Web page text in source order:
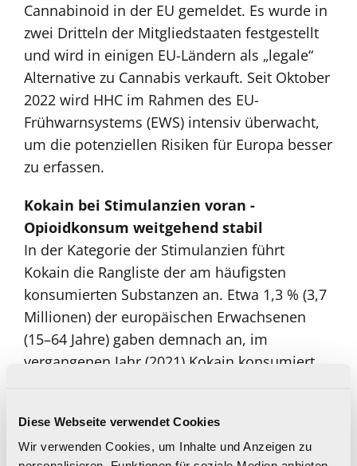
Diese Webseite verwendet Cookies
Wir verwenden Cookies, um Inhalte und Anzeigen zu
Cannabinoid in der EU gemeldet. Es wurde in
zwei Dritteln der Mitgliedstaaten festgestellt
und wird in einigen EU-Ländern als „legale“
Alternative zu Cannabis verkauft. Seit Oktober
2022 wird HHC im Rahmen des EU-
Frühwarnsystems (EWS) intensiv überwacht,
um die potenziellen Risiken für Europa besser
zu erfassen.
Kokain bei Stimulanzien voran -
Opioidkonsum weitgehend stabil
In der Kategorie der Stimulanzien führt
Kokain die Rangliste der am häufigsten
konsumierten Substanzen an. Etwa 1,3 % (3,7
Millionen) der europäischen Erwachsenen
(15–64 Jahre) gaben demnach an, im
vergangenen Jahr (2021) Kokain konsumiert
akuten Vergiftungen in den Notaufnahmen
der Krankenhäuser.